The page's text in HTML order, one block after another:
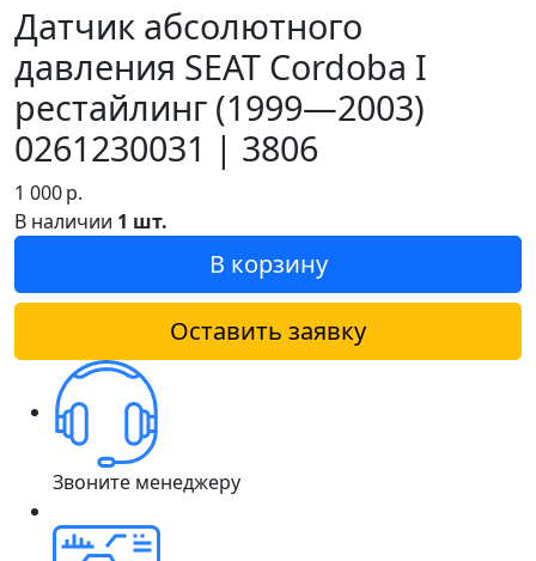
Датчик абсолютного
давления SEAT Cordoba I
рестайлинг (1999—2003)
0261230031 | 3806
1 000р.
В наличии 1 шт.
В корзину
Оставить заявку
Звоните менеджеру